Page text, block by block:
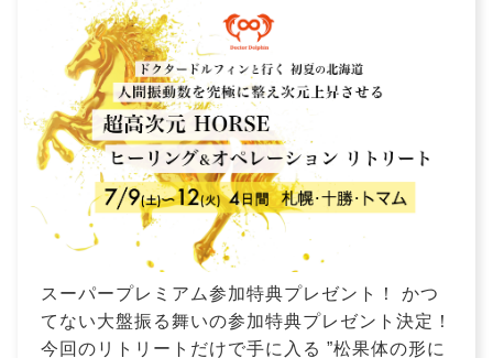
スーパープレミアム参加特典プレゼント！ かつ
てない大盤振る舞いの参加特典プレゼント決定！
今回のリトリートだけで手に入る ”松果体の形に